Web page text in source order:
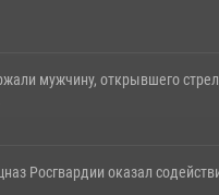
мужчину, открывшего
Росгвардии оказал